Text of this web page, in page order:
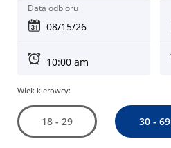
Data odbioru
Wiek kierowcy:
18 - 29 30 - 69